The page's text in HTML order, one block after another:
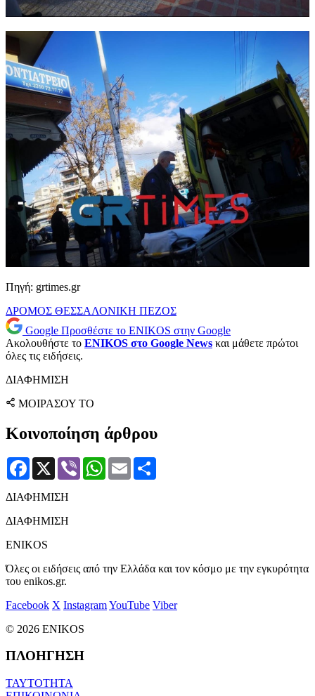
Πηγή: grtimes.gr
ΔΡΟΜΟΣ ΘΕΣΣΑΛΟΝΙΚΗ ΠΕΖΟΣ
Google Προσθέστε το ENIKOS στην Google
Ακολουθήστε το ENIKOS στο Google News και μάθετε πρώτοι
όλες τις ειδήσεις.
ΔΙΑΦΗΜΙΣΗ
ΜΟΙΡΑΣΟΥ ΤΟ
Κοινοποίηση άρθρου
Facebook
X Viber WhatsApp
Email
ΔΙΑΦΗΜΙΣΗ
ΔΙΑΦΗΜΙΣΗ
ENIKOS
Όλες οι ειδήσεις από την Ελλάδα και τον κόσμο με την εγκυρότητα
του enikos.gr.
Facebook X InstagramYouTube Viber
© 2026 ENIKOS
ΠΛΟΗΓΗΣΗ
ΤΑΥΤΟΤΗΤΑ